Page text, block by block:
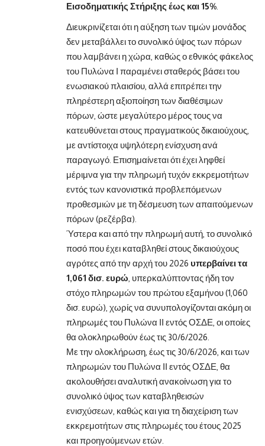
Εισοδηματικής Στήριξης έως και 15%
Διευκρινίζεται ότι η αύξηση των τιμών μονάδος
δεν μεταβάλλει το συνολικό ύψος των πόρων
που λαμβάνει η χώρα, καθώς ο εθνικός φάκελος
του Πυλώνα Ι παραμένει σταθερός βάσει του
ενωσιακού πλαισίου, αλλά επιτρέπει την
πληρέστερη αξιοποίηση των διαθέσιμων
πόρων, ώστε μεγαλύτερο μέρος τους να
κατευθύνεται στους πραγματικούς δικαιούχους,
με αντίστοιχα υψηλότερη ενίσχυση ανά
παραγωγό. Επισημαίνεται ότι έχει ληφθεί
μέριμνα για την πληρωμή τυχόν εκκρεμοτήτων
εντός των κανονιστικά προβλεπόμενων
προθεσμιών με τη δέσμευση των απαιτούμενων
πόρων (ρεζέρβα).
Ύστερα και από την πληρωμή αυτή, το συνολικό
ποσό που έχει καταβληθεί στους δικαιούχους
αγρότες από την αρχή του 2026 υπερβαίνει τα
1,061 δισ. ευρώ , υπερκαλύπτοντας ήδη τον
στόχο πληρωμών του πρώτου εξαμήνου (1,060
δισ. ευρώ), χωρίς να συνυπολογίζονται ακόμη οι
πληρωμές του Πυλώνα ΙΙ εντός ΟΣΔΕ, οι οποίες
θα ολοκληρωθούν έως τις 30/6/2026.
Με την ολοκλήρωση, έως τις 30/6/2026, και των
πληρωμών του Πυλώνα ΙΙ εντός ΟΣΔΕ, θα
ακολουθήσει αναλυτική ανακοίνωση για το
συνολικό ύψος των καταβληθεισών
ενισχύσεων, καθώς και για τη διαχείριση των
εκκρεμοτήτων στις πληρωμές του έτους 2025
και προηγούμενων ετών.